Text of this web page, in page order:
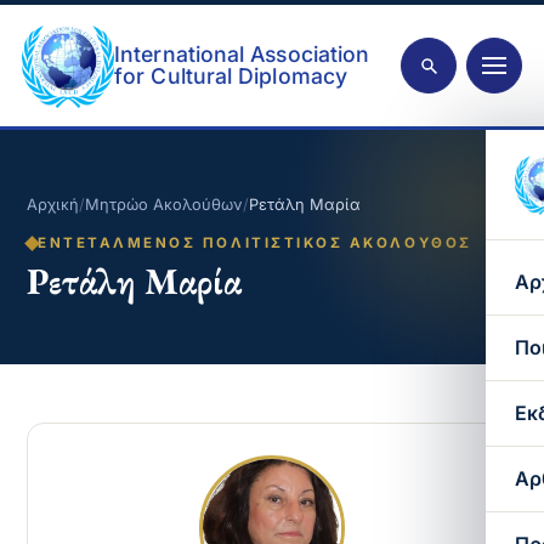
International Association
for Cultural Diplomacy
Αρχική/Μητρώο Ακολούθων/Ρετάλη Μαρία
ΕΝΤΕΤΑΛΜΈΝΟΣ ΠΟΛΙΤΙΣΤΙΚΌΣ ΑΚΌΛΟΥΘΟΣ
Ρετάλη Μαρία